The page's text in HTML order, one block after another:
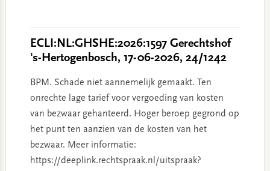
ECLI:NL:GHSHE:2026:1597 Gerechtshof
's-Hertogenbosch, 17-06-2026, 24/1242
BPM. Schade niet aannemelijk gemaakt. Ten
onrechte lage tarief voor vergoeding van kosten
van bezwaar gehanteerd. Hoger beroep gegrond op
het punt ten aanzien van de kosten van het
bezwaar. Meer informatie:
https://deeplink.rechtspraak.nl/uitspraak?